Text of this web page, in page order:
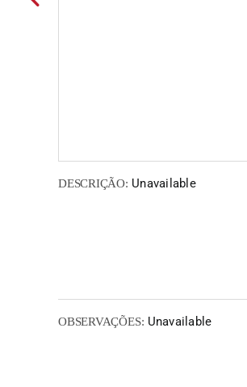
DESCRIÇÃO: Unavailable
OBSERVAÇÕES: Unavailable